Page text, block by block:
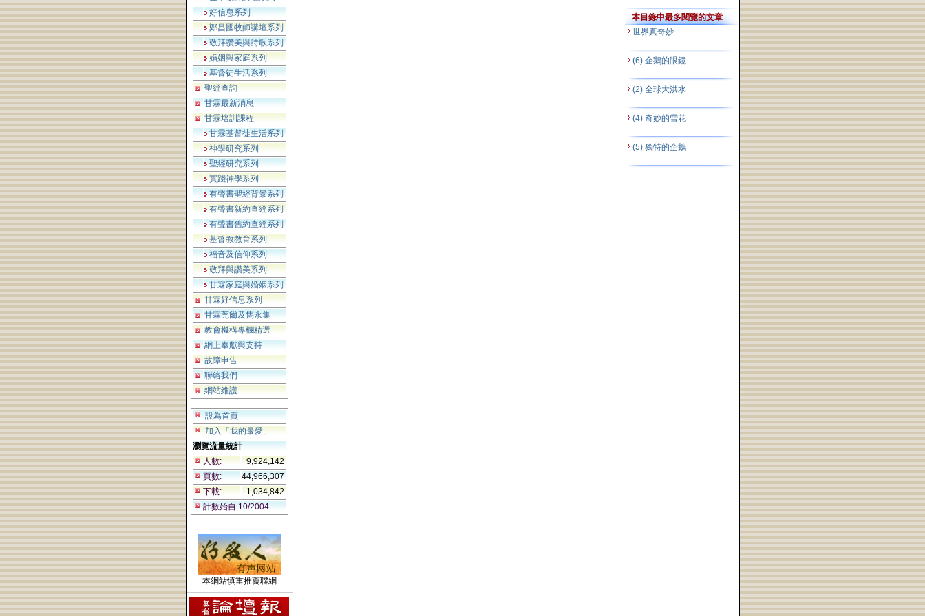
好信息系列
鄭昌國牧師講壇系列
敬拜讚美與詩歌系列
婚姻與家庭系列
基督徒生活系列
聖經查詢
甘霖最新消息
甘霖培訓課程
甘霖基督徒生活系列
神學研究系列
聖經研究系列
實踐神學系列
有聲書聖經背景系列
有聲書新約查經系列
有聲書舊約查經系列
基督教教育系列
福音及信仰系列
敬拜與讚美系列
甘霖家庭與婚姻系列
甘霖好信息系列
甘霖莞爾及雋永集
教會機構專欄精選
網上奉獻與支持
故障申告
聯絡我們
網站維護
設為首頁
加入「我的最愛」
瀏覽流量統計
人數:
9,924,142
頁數:
44,966,307
下載:
1,034,842
計數始自 10/2004
本網站慎重推薦聯網
本目錄中最多閱覽的文章
世界真奇妙
(6) 企鵝的眼鏡
(2) 全球大洪水
(4) 奇妙的雪花
(5) 獨特的企鵝